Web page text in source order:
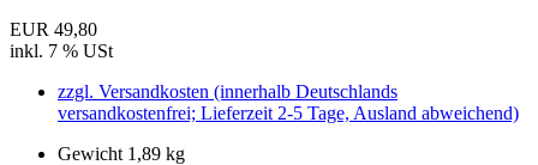
EUR 49,80
inkl. 7 % USt
zzgl. Versandkosten (innerhalb Deutschlands
versandkostenfrei; Lieferzeit 2-5 Tage, Ausland abweichend)
Gewicht 1,89 kg